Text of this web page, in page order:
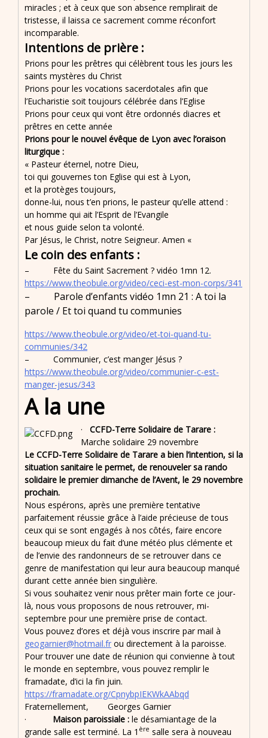
miracles ; et à ceux que son absence remplirait de
tristesse, il laissa ce sacrement comme réconfort
incomparable.
Intentions de prière :
Prions pour les prêtres qui célèbrent tous les jours les
saints mystères du Christ
Prions pour les vocations sacerdotales afin que
l’Eucharistie soit toujours célébrée dans l’Eglise
Prions pour ceux qui vont être ordonnés diacres et
prêtres en cette année
Prions pour le nouvel évêque de Lyon avec l’oraison
liturgique :
« Pasteur éternel, notre Dieu,
toi qui gouvernes ton Eglise qui est à Lyon,
et la protèges toujours,
donne-lui, nous t’en prions, le pasteur qu’elle attend :
un homme qui ait l’Esprit de l’Evangile
et nous guide selon ta volonté.
Par Jésus, le Christ, notre Seigneur. Amen «
Le coin des enfants :
– Fête du Saint Sacrement ? vidéo 1mn 12.
https://www.theobule.org/video/ceci-est-mon-corps/341
– Parole d’enfants vidéo 1mn 21 : A toi la
parole / Et toi quand tu communies
https://www.theobule.org/video/et-toi-quand-tu-
communies/342
– Communier, c’est manger Jésus ?
https://www.theobule.org/video/communier-c-est-
manger-jesus/343
A la une
· CCFD-Terre Solidaire de Tarare :
Marche solidaire 29 novembre
Le CCFD-Terre Solidaire de Tarare a bien l’intention, si la
situation sanitaire le permet, de renouveler sa rando
solidaire le premier dimanche de l’Avent, le 29 novembre
prochain.
Nous espérons, après une première tentative
parfaitement réussie grâce à l’aide précieuse de tous
ceux qui se sont engagés à nos côtés, faire encore
beaucoup mieux du fait d’une météo plus clémente et
de l’envie des randonneurs de se retrouver dans ce
genre de manifestation qui leur aura beaucoup manqué
durant cette année bien singulière.
Si vous souhaitez venir nous prêter main forte ce jour-
là, nous vous proposons de nous retrouver, mi-
septembre pour une première prise de contact.
Vous pouvez d’ores et déjà vous inscrire par mail à
geogarnier@hotmail.fr ou directement à la paroisse.
Pour trouver une date de réunion qui convienne à tout
le monde en septembre, vous pouvez remplir le
framadate, d’ici la fin juin.
https://framadate.org/CpnybpIEKWkAAbqd
Fraternellement, Georges Garnier
· Maison paroissiale : le désamiantage de la
grande salle est terminé. La 1 ère salle sera à nouveau